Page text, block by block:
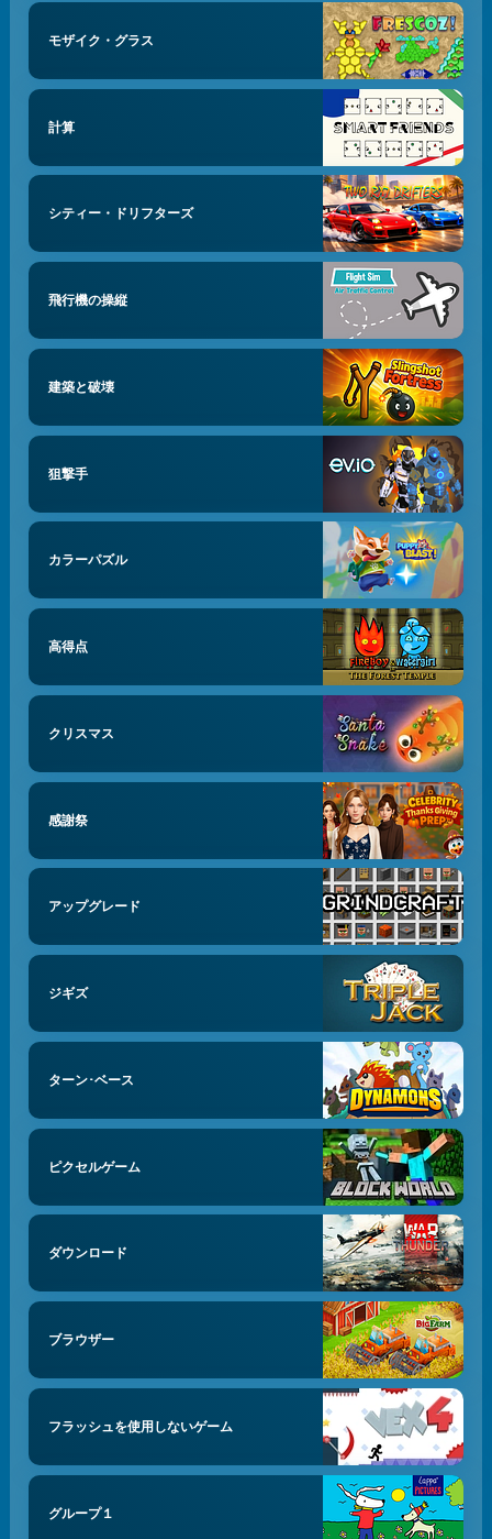
モザイク・グラス
計算
シティー・ドリフターズ
飛行機の操縦
建築と破壊
狙撃手
カラーパズル
高得点
クリスマス
感謝祭
アップグレード
ジギズ
ターン･ベース
ピクセルゲーム
ダウンロード
ブラウザー
フラッシュを使用しないゲーム
グループ１